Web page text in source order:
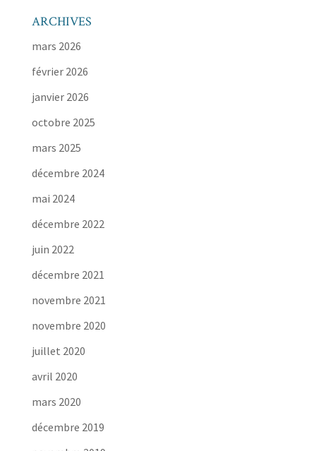
ARCHIVES
mars 2026
février 2026
janvier 2026
octobre 2025
mars 2025
décembre 2024
mai 2024
décembre 2022
juin 2022
décembre 2021
novembre 2021
novembre 2020
juillet 2020
avril 2020
mars 2020
décembre 2019